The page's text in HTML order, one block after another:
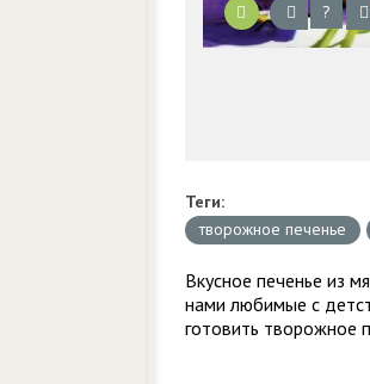
?
Теги:
творожное печенье
Вкусное печенье из
нами любимые с
готовить творожное